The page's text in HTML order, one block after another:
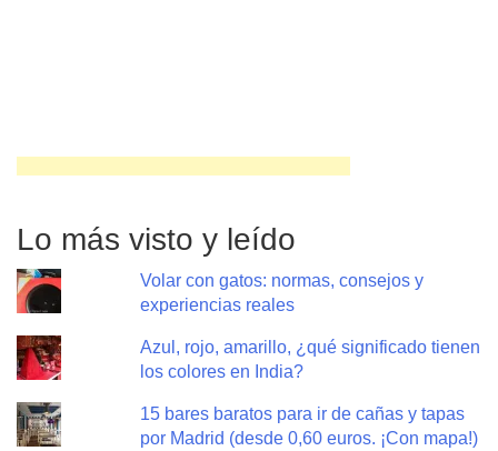
Lo más visto y leído
Volar con gatos: normas, consejos y
experiencias reales
Azul, rojo, amarillo, ¿qué significado tienen
los colores en India?
15 bares baratos para ir de cañas y tapas
por Madrid (desde 0,60 euros. ¡Con mapa!)